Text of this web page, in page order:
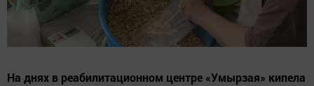
На днях в реабилитационном центре «Умырзая» кипела